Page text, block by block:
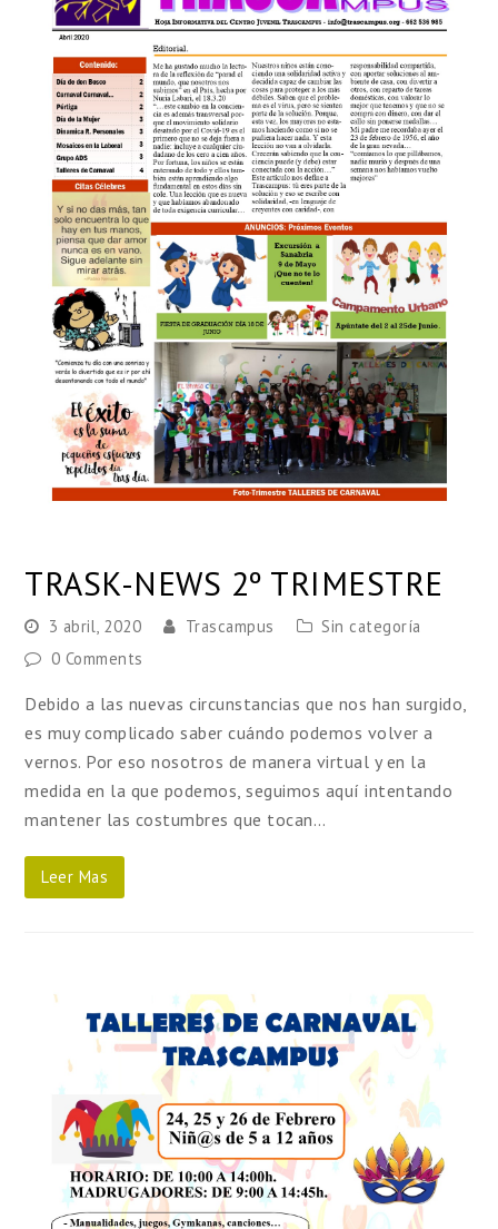
TRASK-NEWS 2º TRIMESTRE
3 abril, 2020 Trascampus
Sin categoría
0 Comments
Debido a las nuevas circunstancias que nos han surgido,
es muy complicado saber cuándo podemos volver a
vernos. Por eso nosotros de manera virtual y en la
medida en la que podemos, seguimos aquí intentando
mantener las costumbres que tocan…
Leer Mas